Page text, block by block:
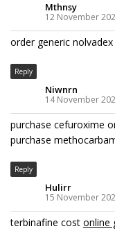
Mthnsy
12 November
order generic nolvadex
Reply
Niwnrn
14 November
purchase cefuroxime
purchase
Reply
Hulirr
15 November
terbinafine cost online